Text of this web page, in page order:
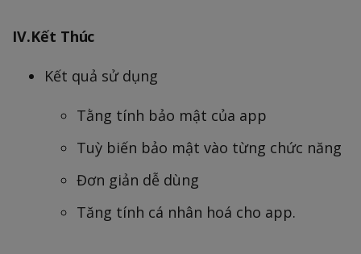
IV.Kết Thúc
Kết quả sử dụng
Tằng tính bảo mật của app
Tuỳ biến bảo mật vào từng chức năng
Đơn giản dễ dùng
Tăng tính cá nhân hoá cho app.